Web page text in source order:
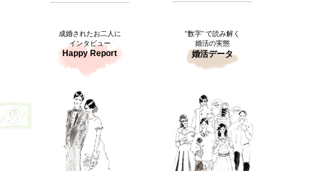
成婚されたお二人に
インタビュー
Happy Report
"数字” で読み解く
婚活の実態
婚活データ